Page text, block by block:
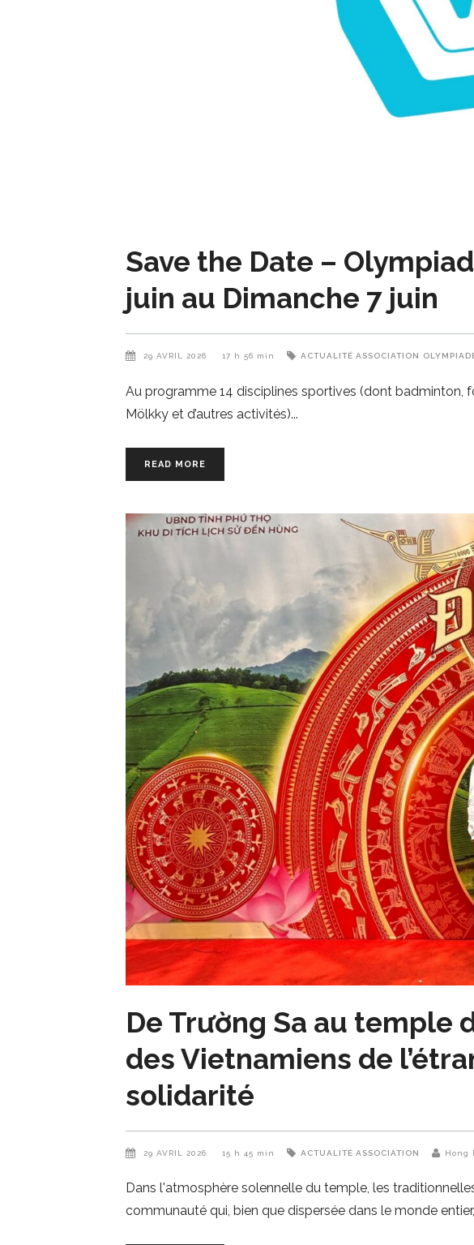
Save the Date –
juin au Dimanche 7 juin
29 AVRIL 2026 17 h 56 min ACTUALITÉ ASSOCIATION
Au programme 14 disciplines sportives (dont badminton,
Mölkky et d’autres activités)
READ MORE
De Trường Sa au temple
des Vietnamiens de
solidarité
29 AVRIL 2026 15 h 45 min ACTUALITÉ ASSOCIATION Hong
Dans l'atmosphère solennelle du temple, les
communauté qui, bien que dispersée dans le monde